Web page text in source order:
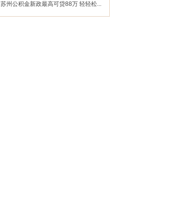
苏州公积金新政最高可贷88万 轻轻松...